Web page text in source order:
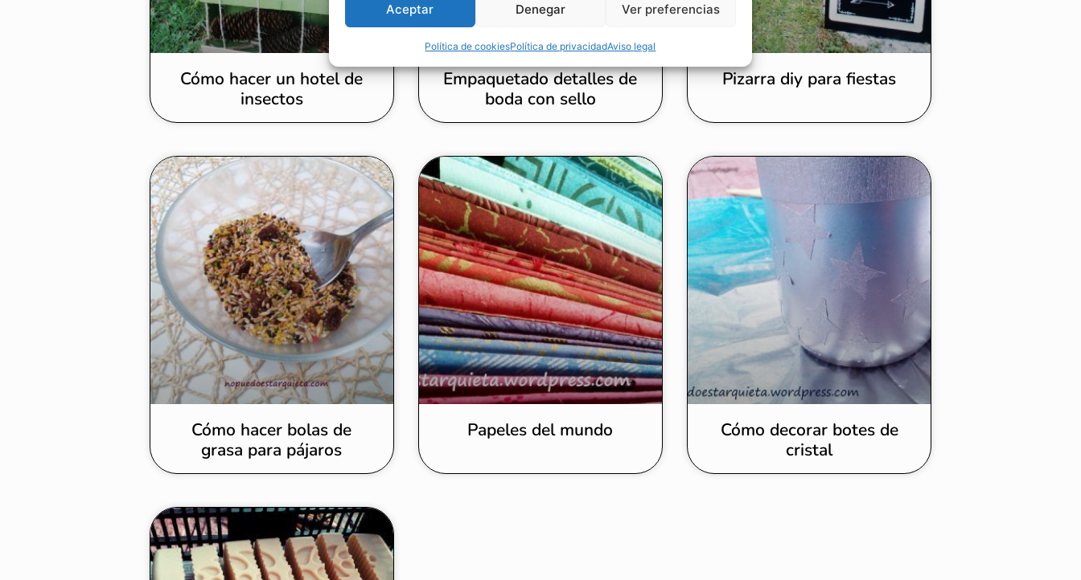
Aceptar Denegar Ver preferencias
Política de cookiesPolítica de privacidadAviso legal
Cómo hacer un hotel de
insectos
Empaquetado detalles de
boda con sello
Pizarra diy para fiestas
Cómo hacer bolas de
grasa para pájaros
Papeles del mundo
Cómo decorar botes de
cristal